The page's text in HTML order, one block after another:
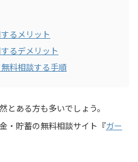
るメリット
るデメリット
料相談する手順
とある方も多いでしょう。
・貯蓄の無料相談サイト『ガー